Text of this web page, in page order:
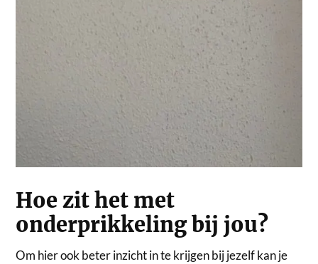
Hoe zit het met
onderprikkeling bij jou?
Om hier ook beter inzicht in te krijgen bij jezelf kan je